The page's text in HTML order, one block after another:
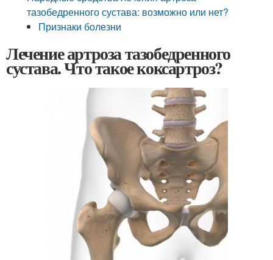
тазобедренного сустава: возможно или нет?
Признаки болезни
Лечение артроза тазобедренного
сустава. Что такое коксартроз?